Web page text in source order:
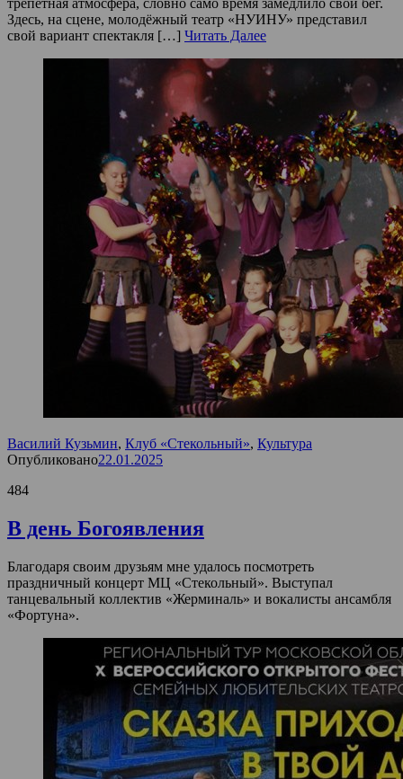
трепетная атмосфера, словно само время замедлило свой бег.
Здесь, на сцене, молодёжный театр «НУИНУ» представил
свой вариант спектакля […] Читать Далее
Василий Кузьмин, Клуб «Стекольный», Культура
Опубликовано22.01.2025
484
В день Богоявления
Благодаря своим друзьям мне удалось посмотреть
праздничный концерт МЦ «Стекольный». Выступал
танцевальный коллектив «Жерминаль» и вокалисты ансамбля
«Фортуна».